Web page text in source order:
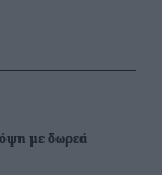
με δωρεά